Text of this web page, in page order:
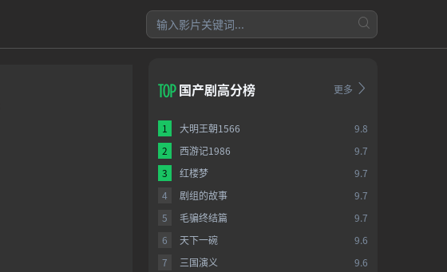
更多
国产剧高分榜
9.8
1
大明王朝1566
9.7
2
西游记1986
9.7
3
红楼梦
9.7
4
剧组的故事
9.7
5
毛骗终结篇
9.6
6
天下一碗
9.6
7
三国演义